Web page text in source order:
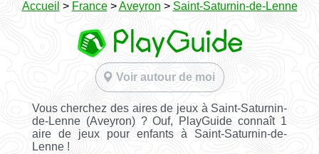
Accueil > France>Aveyron > Saint-Saturnin-de-Lenne
Voir autour de moi
Vous cherchez des aires de jeux à Saint-Saturnin-
de-Lenne (Aveyron) ? Ouf, PlayGuide connaît 1
aire de jeux pour enfants à Saint-Saturnin-de-
Lenne !